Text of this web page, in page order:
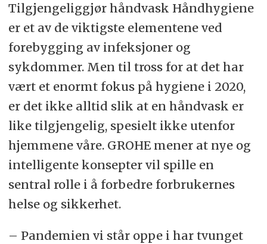
Tilgjengeliggjør håndvask Håndhygiene
er et av de viktigste elementene ved
forebygging av infeksjoner og
sykdommer. Men til tross for at det har
vært et enormt fokus på hygiene i 2020,
er det ikke alltid slik at en håndvask er
like tilgjengelig, spesielt ikke utenfor
hjemmene våre. GROHE mener at nye og
intelligente konsepter vil spille en
sentral rolle i å forbedre forbrukernes
helse og sikkerhet.
– Pandemien vi står oppe i har tvunget